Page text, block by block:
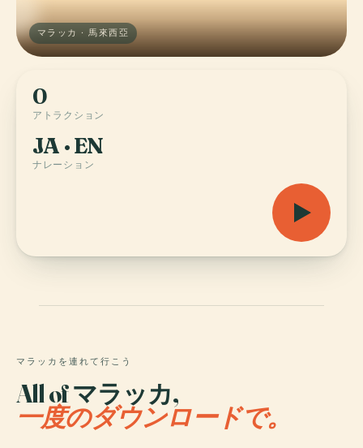
マラッカ · 馬來西亞
0
アトラクション
JA · EN
ナレーション
マラッカを連れて行こう
All of マラッカ,
一度のダウンロードで。